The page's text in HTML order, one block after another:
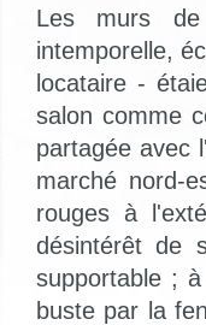
Les murs de
intemporelle,
locataire -
salon comme
partagée avec
marché nord-
rouges à
désintérêt de
supportable ;
buste par la